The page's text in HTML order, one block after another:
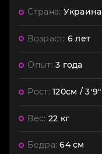
Страна: Украина
Возраст: 6 лет
Опыт:3 года
Рост:120см / 3'9"
Вес: 22 кг
Бедра:64 см